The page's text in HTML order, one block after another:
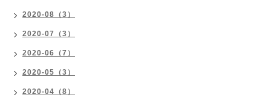
2020-08（3）
2020-07（3）
2020-06（7）
2020-05（3）
2020-04（8）